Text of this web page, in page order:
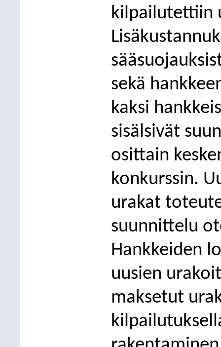
kilpailutettiin
L
sekä
kaksi
sisälsivät
osittain
konkurssin.
urakat
suunnittelu
Hankkeiden
uusien
maksetut